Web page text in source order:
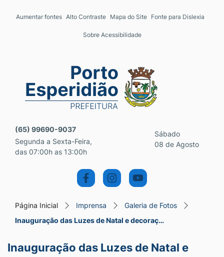
Seção de atalhos e links
Ir para a busca [alt+3]
Aumentar fontes Alto Contraste Mapa do Site Fonte para Dislexia
Sobre Acessibilidade
Seção do menu principal
(65) 99690-9037
Segunda a Sexta-Feira,
das 07:00h as 13:00h
Sábado
08 de Agosto
Página Inicial Imprensa
Galeria de Fotos
Inauguração das Luzes de Natal e decoraç…
Inauguração das Luzes de Natal e